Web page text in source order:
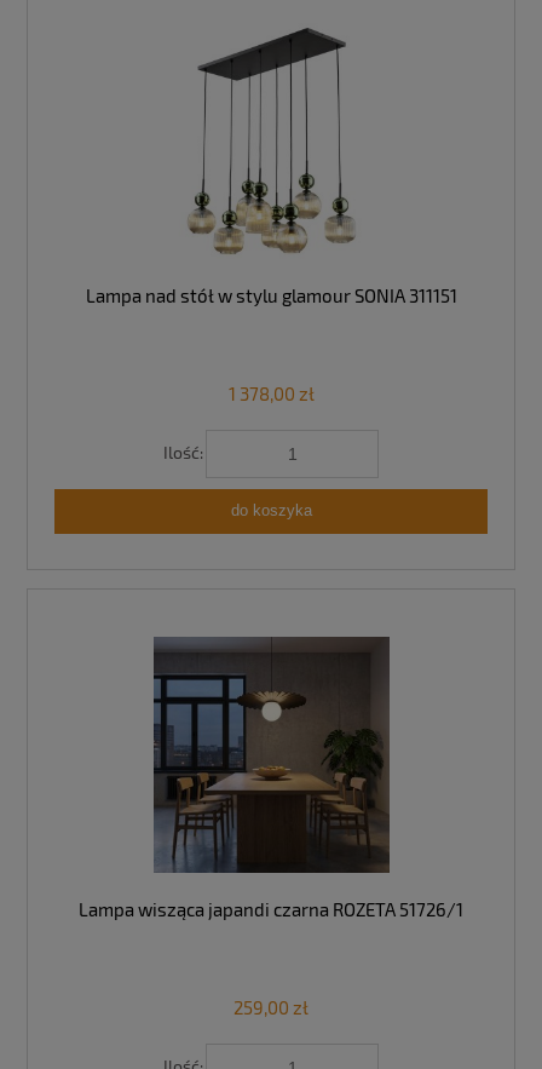
Lampa nad stół w stylu glamour SONIA 311151
1 378,00 zł
Ilość:
do koszyka
Lampa wisząca japandi czarna ROZETA 51726/1
259,00 zł